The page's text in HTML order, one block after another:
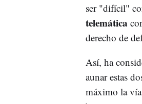
ser "difícil"
telemática
derecho de
Así, ha
aunar estas
máximo la